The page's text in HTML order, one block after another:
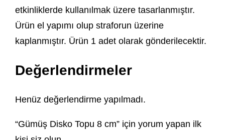
etkinliklerde kullanılmak üzere tasarlanmıştır.
Ürün el yapımı olup straforun üzerine
kaplanmıştır. Ürün 1 adet olarak gönderilecektir.
Değerlendirmeler
Henüz değerlendirme yapılmadı.
“Gümüş Disko Topu 8 cm” için yorum yapan ilk